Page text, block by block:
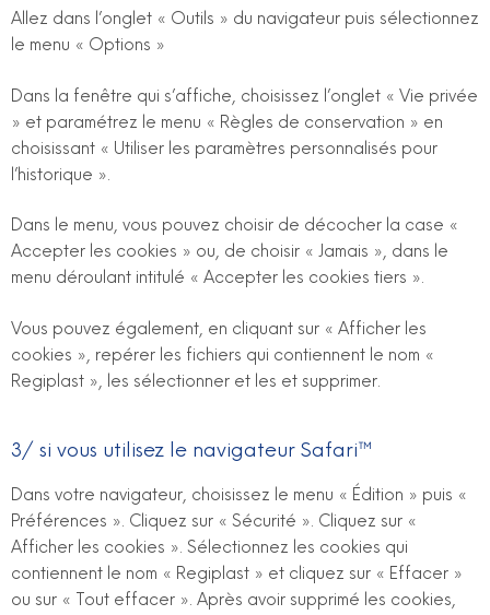
Allez dans l’onglet « Outils » du navigateur puis sélectionnez
le menu « Options »
Dans la fenêtre qui s’affiche, choisissez l’onglet « Vie privée
» et paramétrez le menu « Règles de conservation » en
choisissant « Utiliser les paramètres personnalisés pour
l’historique ».
Dans le menu, vous pouvez choisir de décocher la case «
Accepter les cookies » ou, de choisir « Jamais », dans le
menu déroulant intitulé « Accepter les cookies tiers ».
Vous pouvez également, en cliquant sur « Afficher les
cookies », repérer les fichiers qui contiennent le nom «
Regiplast », les sélectionner et les et supprimer.
3/ si vous utilisez le navigateur Safari™
Dans votre navigateur, choisissez le menu « Édition » puis «
Préférences ». Cliquez sur « Sécurité ». Cliquez sur «
Afficher les cookies ». Sélectionnez les cookies qui
contiennent le nom « Regiplast » et cliquez sur « Effacer »
ou sur « Tout effacer ». Après avoir supprimé les cookies,